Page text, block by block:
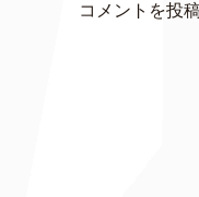
コメントを投